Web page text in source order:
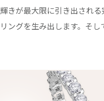
きが最大限に引き出され
ングを生み出します。そし